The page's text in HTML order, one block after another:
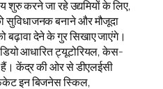
शुरु करने जा रहे उद्यमियों के लिए,
सुविधाजनक बनाने और मौजूदा
बढ़ावा देने के गुर सिखाए जाएंगे।
आधारित ट्यूटोरियल, केस-
हैं। केंद्र की ओर से डीएलईसी
इन बिजनेस स्किल,